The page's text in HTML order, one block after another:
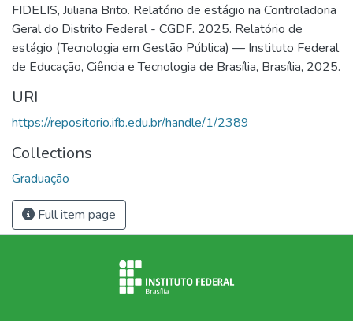
FIDELIS, Juliana Brito. Relatório de estágio na Controladoria
Geral do Distrito Federal - CGDF. 2025. Relatório de
estágio (Tecnologia em Gestão Pública) — Instituto Federal
de Educação, Ciência e Tecnologia de Brasília, Brasília, 2025.
URI
https://repositorio.ifb.edu.br/handle/1/2389
Collections
Graduação
Full item page